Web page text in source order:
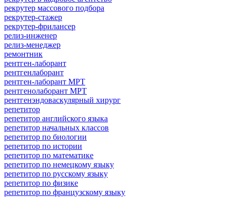
рекрутер массового подбора
рекрутер-стажер
рекрутер-фрилансер
релиз-инженер
релиз-менеджер
ремонтник
рентген-лаборант
рентгенлаборант
рентген-лаборант МРТ
рентгенолаборант МРТ
рентгенэндоваскулярный хирург
репетитор
репетитор английского языка
репетитор начальных классов
репетитор по биологии
репетитор по истории
репетитор по математике
репетитор по немецкому языку
репетитор по русскому языку
репетитор по физике
репетитор по французскому языку